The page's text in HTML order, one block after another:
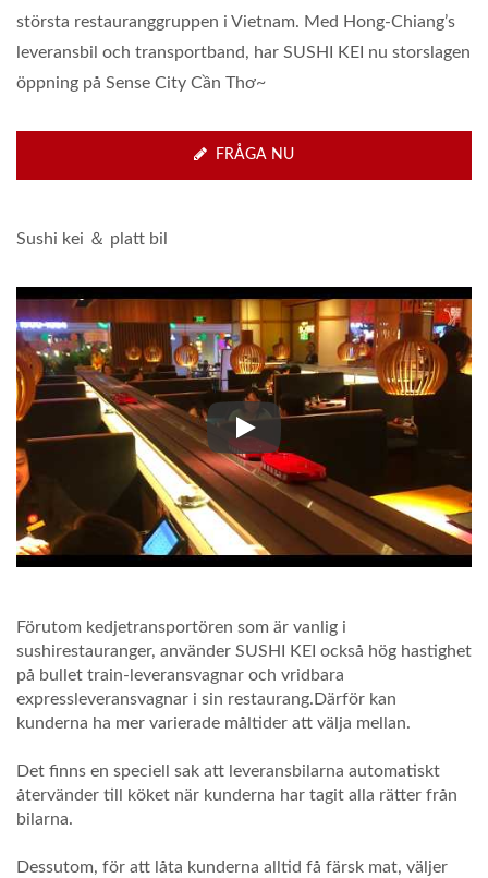
största restauranggruppen i Vietnam. Med Hong-Chiang’s
leveransbil och transportband, har SUSHI KEI nu storslagen
öppning på Sense City Cần Thơ~
FRÅGA NU
Sushi kei ＆ platt bil
Sushi kei ＆ platt bil
Förutom kedjetransportören som är vanlig i
sushirestauranger, använder SUSHI KEI också hög hastighet
på bullet train-leveransvagnar och vridbara
expressleveransvagnar i sin restaurang.Därför kan
kunderna ha mer varierade måltider att välja mellan.
Det finns en speciell sak att leveransbilarna automatiskt
återvänder till köket när kunderna har tagit alla rätter från
bilarna.
Dessutom, för att låta kunderna alltid få färsk mat, väljer